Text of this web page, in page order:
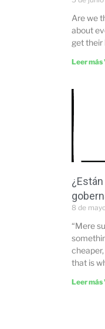
Are we
about
get their
Leer más
8 de
“Mere
that is
Leer más